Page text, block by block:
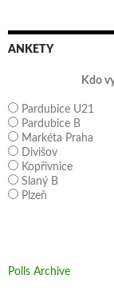
ANKETY
Kdo
Pardubice U21
Pardubice B
Markéta Praha
Divišov
Kopřivnice
Slaný B
Plzeň
Polls Archive